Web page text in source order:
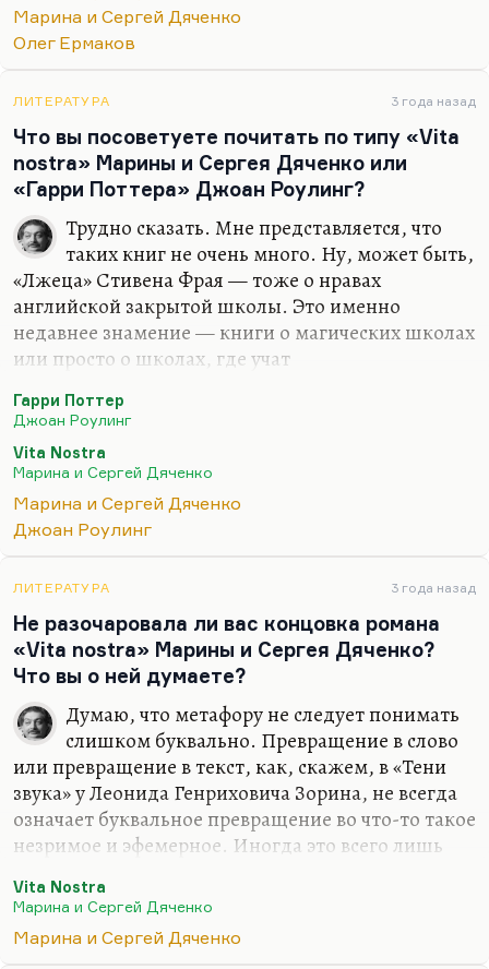
метафизик вообще исходит из того, что в мире
есть что-то, кроме человека, флоры и фауны. Есть
человек, как опилка, попадает.
Есть, конечно, и весьма много. И это не только
какие-то безумные графоманы, для которых
характерно мистическое мироощущение. Это
вполне серьезные литераторы. Я думаю, что для…
Марина и Сергей Дяченко
Олег Ермаков
ЛИТЕРАТУРА 3 года назад
Что вы посоветуете почитать по типу «Vita
nostra» Марины и Сергея Дяченко или
«Гарри Поттера» Джоан Роулинг?
Трудно сказать. Мне представляется, что
таких книг не очень много. Ну, может быть,
«Лжеца» Стивена Фрая — тоже о нравах
английской закрытой школы. Это именно
недавнее знамение — книги о магических школах
или просто о школах, где учат
Велтистова «Гум-Гам». Она рассказывает о жизни
волшебного мальчика в таком очень хорошо
придуманном мире.
Гарри Поттер
Джоан Роулинг
Vita Nostra
Марина и Сергей Дяченко
Марина и Сергей Дяченко
Джоан Роулинг
ЛИТЕРАТУРА 3 года назад
Не разочаровала ли вас концовка романа
«Vita nostra» Марины и Сергея Дяченко?
Что вы о ней думаете?
Думаю, что метафору не следует понимать
слишком буквально. Превращение в слово
или превращение в текст, как, скажем, в «Тени
звука» у Леонида Генриховича Зорина, не всегда
означает буквальное превращение во что-то такое
незримое и эфемерное. Иногда это всего лишь
Я не знаю, куда исчез Костя Кромин в финале
«Тени звука», и не знаю, что случилось с
Vita Nostra
Марина и Сергей Дяченко
Марина и Сергей Дяченко